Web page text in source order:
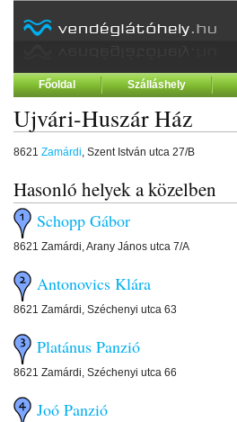
Főoldal Szálláshely
Ujvári-Huszár Ház
8621 Zamárdi, Szent István utca 27/B
Hasonló helyek a közelben
Schopp Gábor
8621 Zamárdi, Arany János utca 7/A
Antonovics Klára
8621 Zamárdi, Széchenyi utca 63
Platánus Panzió
8621 Zamárdi, Széchenyi utca 66
Joó Panzió